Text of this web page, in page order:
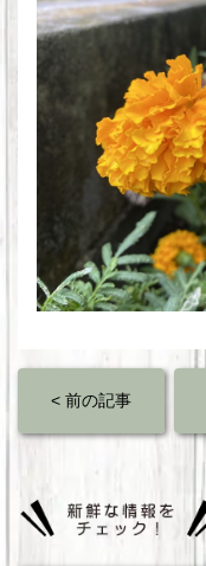
< 前の記事